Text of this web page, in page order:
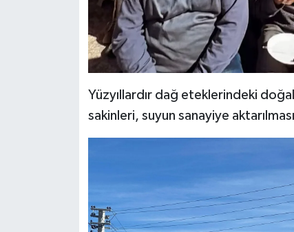
Yüzyıllardır dağ eteklerindeki
sakinleri, suyun sanayiye